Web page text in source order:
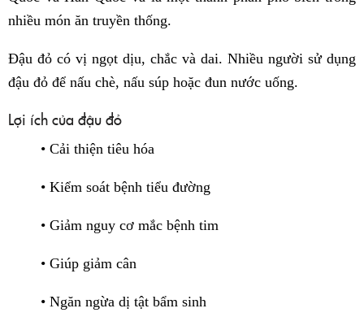
nhiều món ăn truyền thống.
Đậu đỏ có vị ngọt dịu, chắc và dai. Nhiều người sử dụng
đậu đỏ để nấu chè, nấu súp hoặc đun nước uống.
Lợi ích của đậu đỏ
• Cải thiện tiêu hóa
• Kiểm soát bệnh tiểu đường
• Giảm nguy cơ mắc bệnh tim
• Giúp giảm cân
• Ngăn ngừa dị tật bẩm sinh